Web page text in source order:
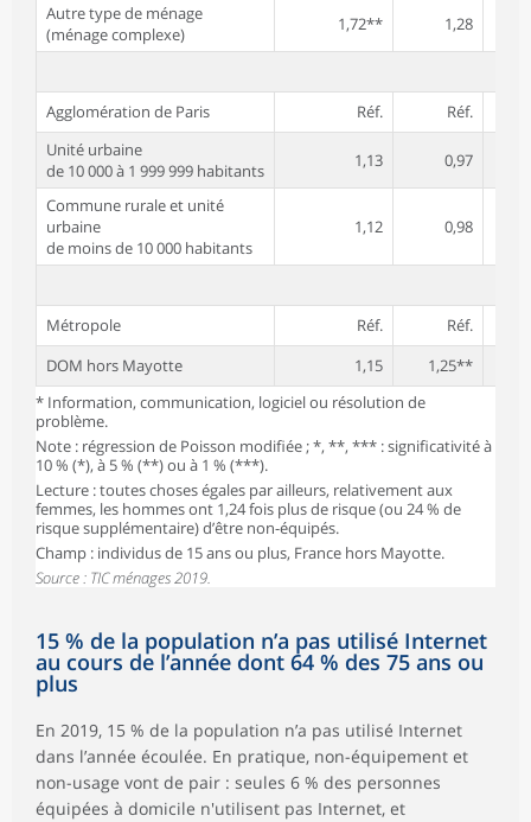
Autre type de ménage
(ménage complexe)
1,72** 1,28
Agglomération de Paris Réf.
Réf.
Unité urbaine
de 10 000 à 1 999 999 habitants
1,13 0,97
Commune rurale et unité
urbaine
de moins de 10 000 habitants
1,12 0,98
Métropole Réf.
Réf.
DOM hors Mayotte
1,15
1,25**
* Information, communication, logiciel ou résolution de
problème.
Note : régression de Poisson modifiée ; *, **, *** : significativité à
10 % (*), à 5 % (**) ou à 1 % (***).
Lecture : toutes choses égales par ailleurs, relativement aux
femmes, les hommes ont 1,24 fois plus de risque (ou 24 % de
risque supplémentaire) d’être non-équipés.
Champ : individus de 15 ans ou plus, France hors Mayotte.
Source : TIC ménages 2019.
15 % de la population n’a pas utilisé Internet
au cours de l’année dont 64 % des 75 ans ou
plus
En 2019, 15 % de la population n’a pas utilisé Internet
dans l’année écoulée. En pratique, non-équipement et
non-usage vont de pair : seules 6 % des personnes
équipées à domicile n'utilisent pas Internet, et